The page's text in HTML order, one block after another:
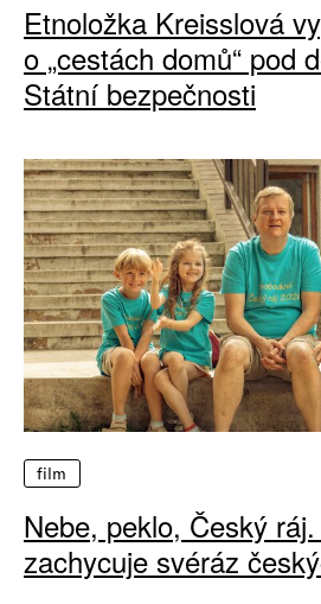
Etnoložka Kreisslová
o „cestách domů“ pod
Státní bezpečnosti
film
Nebe, peklo, Český
zachycuje svéráz